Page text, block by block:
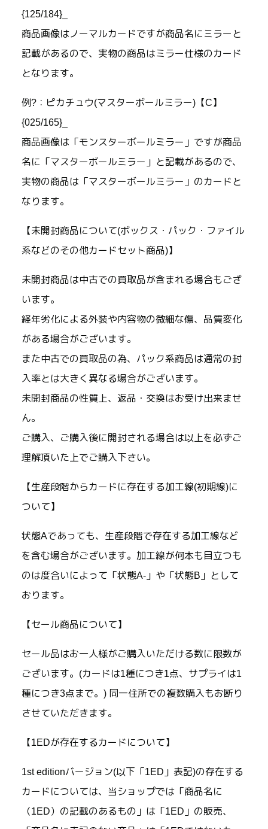
{125/184}_
商品画像はノーマルカードですが商品名にミラーと
記載があるので、実物の商品はミラー仕様のカード
となります。
例?：ピカチュウ(マスターボールミラー)【C】
{025/165}_
商品画像は「モンスターボールミラー」ですが商品
名に「マスターボールミラー」と記載があるので、
実物の商品は「マスターボールミラー」のカードと
なります。
【未開封商品について(ボックス・パック・ファイル
系などのその他カードセット商品)】
未開封商品は中古での買取品が含まれる場合もござ
います。
経年劣化による外装や内容物の微細な傷、品質変化
がある場合がございます。
また中古での買取品の為、パック系商品は通常の封
入率とは大きく異なる場合がございます。
未開封商品の性質上、返品・交換はお受け出来ませ
ん。
ご購入、ご購入後に開封される場合は以上を必ずご
理解頂いた上でご購入下さい。
【生産段階からカードに存在する加工線(初期線)に
ついて】
状態Aであっても、生産段階で存在する加工線など
を含む場合がございます。加工線が何本も目立つも
のは度合いによって「状態A-」や「状態B」として
おります。
【セール商品について】
セール品はお一人様がご購入いただける数に限数が
ございます。(カードは1種につき1点、サプライは1
種につき3点まで。) 同一住所での複数購入もお断り
させていただきます。
【1EDが存在するカードについて】
1st editionバージョン(以下「1ED」表記)の存在する
カードについては、当ショップでは「商品名に
（1ED）の記載のあるもの」は「1ED」の販売、